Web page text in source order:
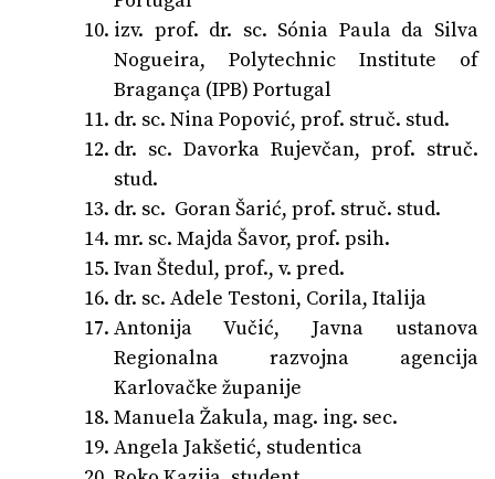
izv. prof. dr. sc. Sónia Paula da Silva
Nogueira, Polytechnic Institute of
Bragança (IPB) Portugal
dr. sc. Nina Popović, prof. struč. stud.
dr. sc. Davorka Rujevčan, prof. struč.
stud.
dr. sc. Goran Šarić, prof. struč. stud.
mr. sc. Majda Šavor, prof. psih.
Ivan Štedul, prof., v. pred.
dr. sc. Adele Testoni, Corila, Italija
Antonija Vučić, Javna ustanova
Regionalna razvojna agencija
Karlovačke županije
Manuela Žakula, mag. ing. sec.
Angela Jakšetić, studentica